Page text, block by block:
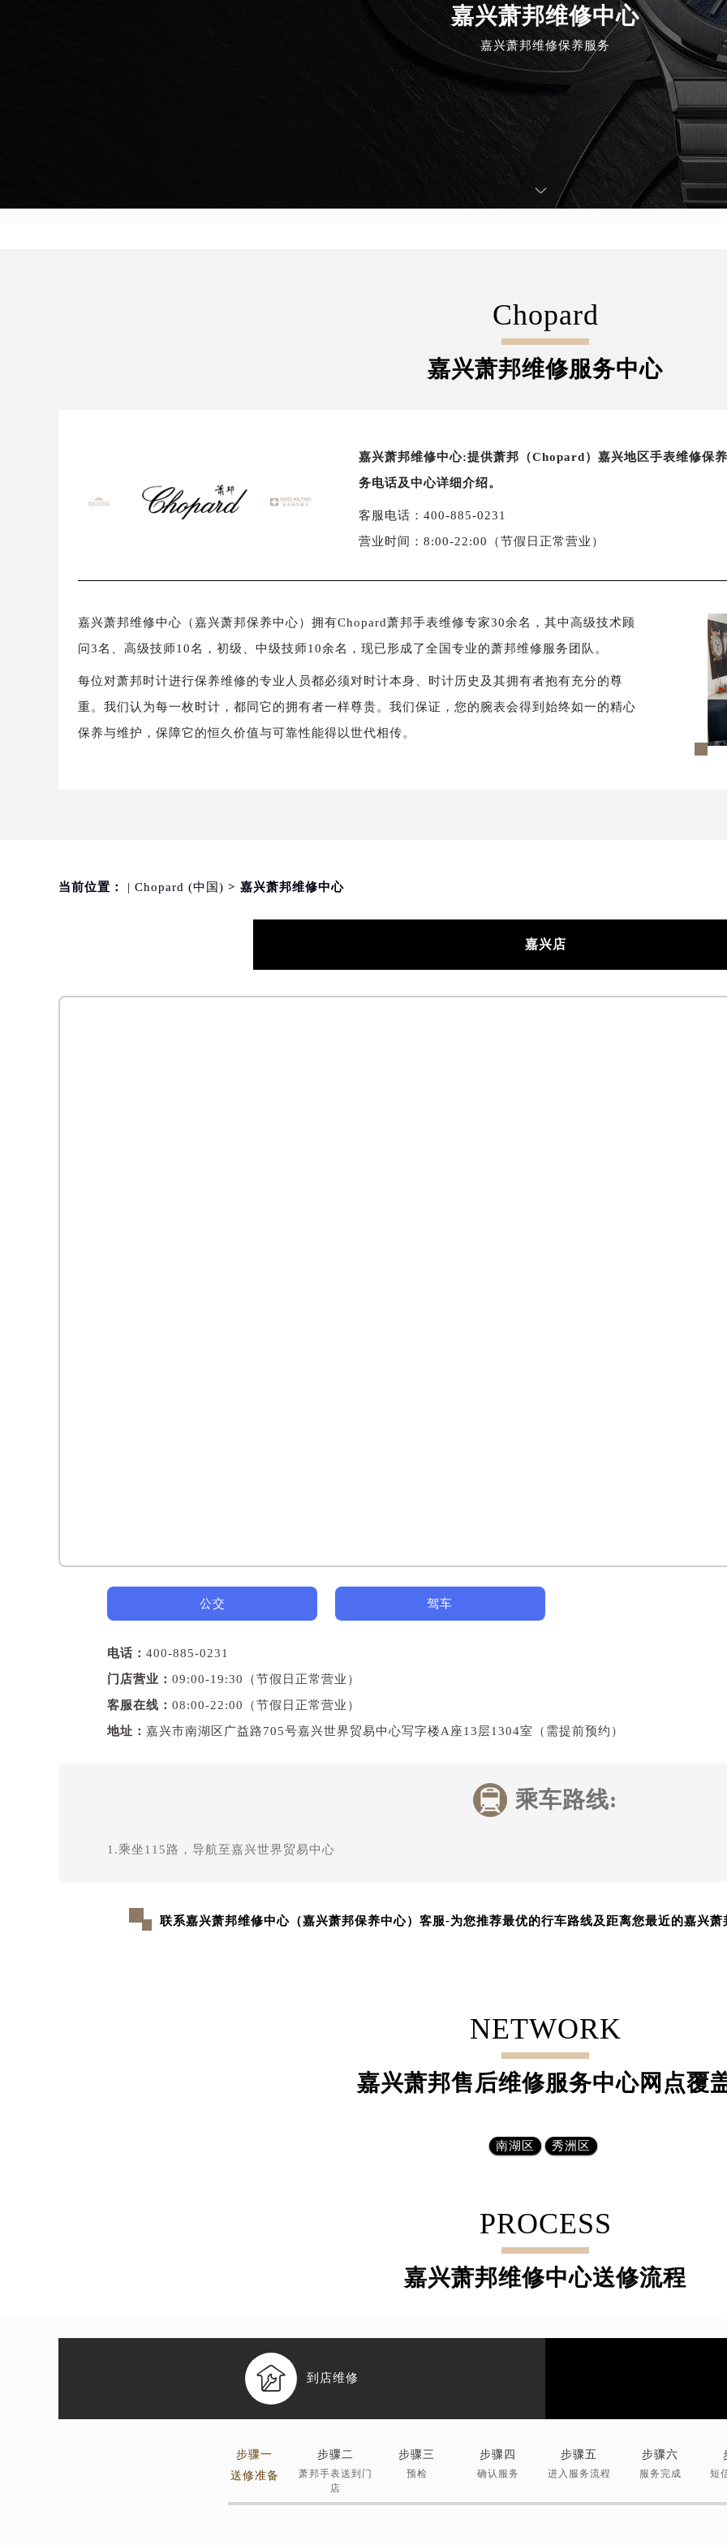
嘉兴萧邦维修中心
嘉兴萧邦维修保养服务
Chopard
嘉兴萧邦维修服务中心
嘉兴萧邦维修中心:提供萧邦（Chopard）嘉兴地区手表维修保
务电话及中心详细介绍。
客服电话：400-885-0231
营业时间：8:00-22:00（节假日正常营业）
嘉兴萧邦维修中心（嘉兴萧邦保养中心）拥有Chopard萧邦手表维修专家30余名，其中高级技术顾
问3名、高级技师10名，初级、中级技师10余名，现已形成了全国专业的萧邦维修服务团队。
每位对萧邦时计进行保养维修的专业人员都必须对时计本身、时计历史及其拥有者抱有充分的尊
重。我们认为每一枚时计，都同它的拥有者一样尊贵。我们保证，您的腕表会得到始终如一的精心
保养与维护，保障它的恒久价值与可靠性能得以世代相传。
当前位置： | Chopard (中国) > 嘉兴萧邦维修中心
嘉兴店
公交 驾车
电话： 400-885-0231
门店营业： 09:00-19:30（节假日正常营业）
客服在线： 08:00-22:00（节假日正常营业）
地址： 嘉兴市南湖区广益路705号嘉兴世界贸易中心写字楼A座13层1304室（需提前预约）
乘车路线:
1.乘坐115路，导航至嘉兴世界贸易中心
联系嘉兴萧邦维修中心（嘉兴萧邦保养中心）客服-为您推荐最优的行车路线及距离您最近的嘉兴
NETWORK
嘉兴萧邦售后维修服务中心网点覆
南湖区 秀洲区
PROCESS
嘉兴萧邦维修中心送修流程
 到店维修
步骤一
送修准备
步骤二
萧邦手表送到门
店
步骤三
预检
步骤四
确认服务
步骤五
进入服务流程
步骤六
服务完成 短